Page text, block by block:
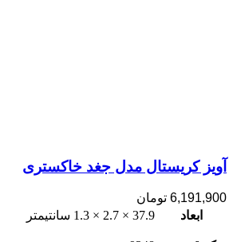
آویز کریستال مدل جغد خاکستری
6,191,900 تومان
ابعاد
37.9 × 2.7 × 1.3 سانتیمتر